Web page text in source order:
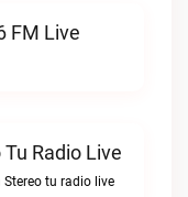
FM Live
Radio Live
tu radio live